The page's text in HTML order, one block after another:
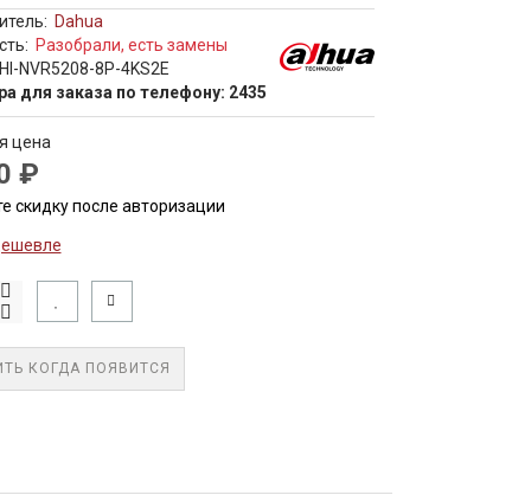
Dahua
Разобрали, есть замены
NVR5208-8P-4KS2E
для заказа по телефону: 2435
цена
₽
скидку после авторизации
КОГДА ПОЯВИТСЯ